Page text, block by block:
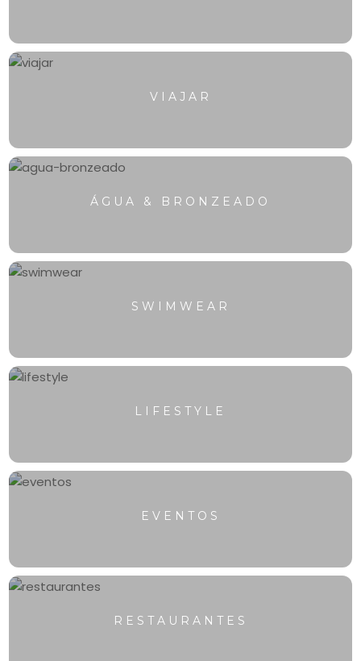
VIAJAR
ÁGUA & BRONZEADO
SWIMWEAR
LIFESTYLE
EVENTOS
RESTAURANTES